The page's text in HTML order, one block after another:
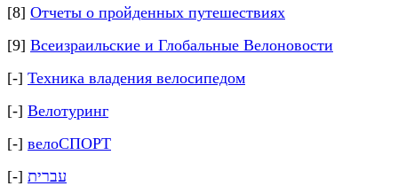
[8] Отчеты о пройденных путешествиях
[9] Всеизраильские и Глобальные Велоновости
[-] Техника владения велосипедом
[-] Велотуринг
[-] велоСПОРТ
[-] עברית